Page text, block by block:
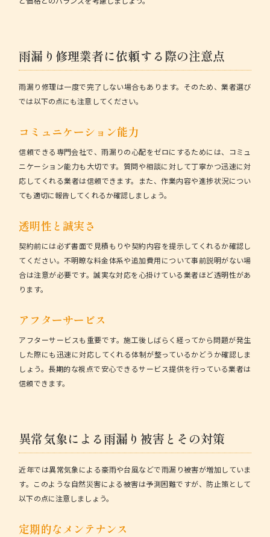
雨漏り修理業者に依頼する際の注意点
雨漏り修理は一度で完了しない場合もあります。そのため、業者選び
では以下の点にも注意してください。
コミュニケーション能力
信頼できる専門会社で、雨漏りの心配をゼロにするためには、コミュ
ニケーション能力も大切です。質問や相談に対して丁寧かつ迅速に対
応してくれる業者は信頼できます。また、作業内容や進捗状況につい
ても適切に報告してくれるか確認しましょう。
透明性と誠実さ
契約前には必ず書面で見積もりや契約内容を提示してくれるか確認し
てください。不明瞭な料金体系や追加費用について事前説明がない場
合は注意が必要です。誠実な対応を心掛けている業者ほど透明性があ
ります。
アフターサービス
アフターサービスも重要です。施工後しばらく経ってから問題が発生
した際にも迅速に対応してくれる体制が整っているかどうか確認しま
しょう。長期的な視点で安心できるサービス提供を行っている業者は
信頼できます。
異常気象による雨漏り被害とその対策
近年では異常気象による豪雨や台風などで雨漏り被害が増加していま
す。このような自然災害による被害は予測困難ですが、防止策として
以下の点に注意しましょう。
定期的なメンテナンス